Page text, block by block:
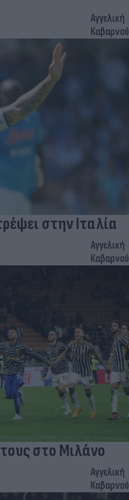
Αγγελική
Καβαρνού
στην Ιταλία
Αγγελική
Καβαρνού
στο Μιλάνο
Αγγελική
Καβαρνού